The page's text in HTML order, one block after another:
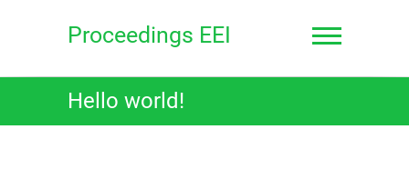
Proceedings EEI
Hello world!